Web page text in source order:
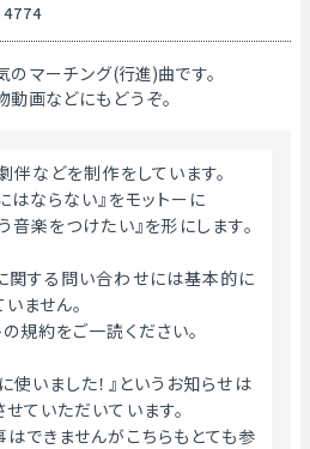
4774
のマーチング(行進)曲です。
動画などにもどうぞ。
伴などを制作をしています。
はならない』をモットーに
音楽をつけたい』を形にします。
関する問い合わせには基本的に
ません。
規約をご一読ください。
使いました！』というお知らせは
ていただいています。
できませんがこちらもとても参